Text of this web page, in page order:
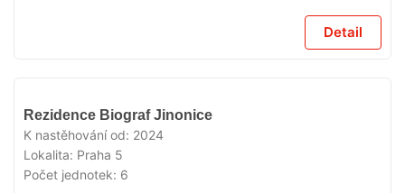
Detail
Rezidence Biograf Jinonice
K nastěhování od: 2024
Lokalita: Praha 5
Počet jednotek: 6